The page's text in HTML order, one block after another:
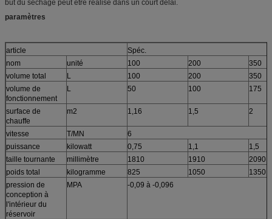
but du séchage peut être réalisé dans un court délai.
paramètres
article
Spéc.
nom
unité 100 200
350
volume total
L 100 200
350
volume de
fonctionnement
L 50 100 175
surface de
chauffe
m2 1,16 1,5 2
vitesse T/MN
6
puissance
kilowatt 0,75 1,1
1,5
taille tournante
millimètre 1810 1910
2090
poids total
kilogramme 825 1050
1350
pression de
conception à
l'intérieur du
réservoir
MPA -0,09 à -0,096